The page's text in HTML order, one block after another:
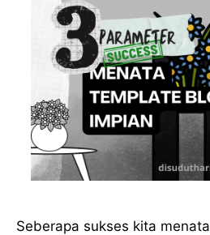
Seberapa sukses kita menata